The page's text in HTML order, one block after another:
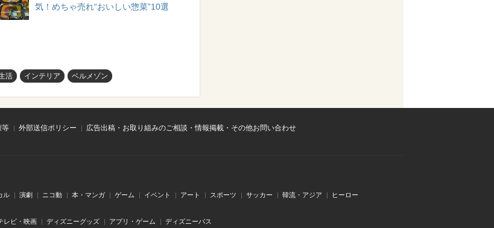
気！めちゃ売れ“おいしい惣菜”10選
活 インテリア ベルメゾン
等 外部送信ポリシー
広告出稿・お取り組みのご相談・情報掲載・その他お問い合わせ
ル 演劇 ニコ動 本・マンガ ゲーム イベント アート スポーツ サッカー 韓流・アジア ヒーロー
レビ・映画 ディズニーグッズ アプリ・ゲーム ディズニーパス